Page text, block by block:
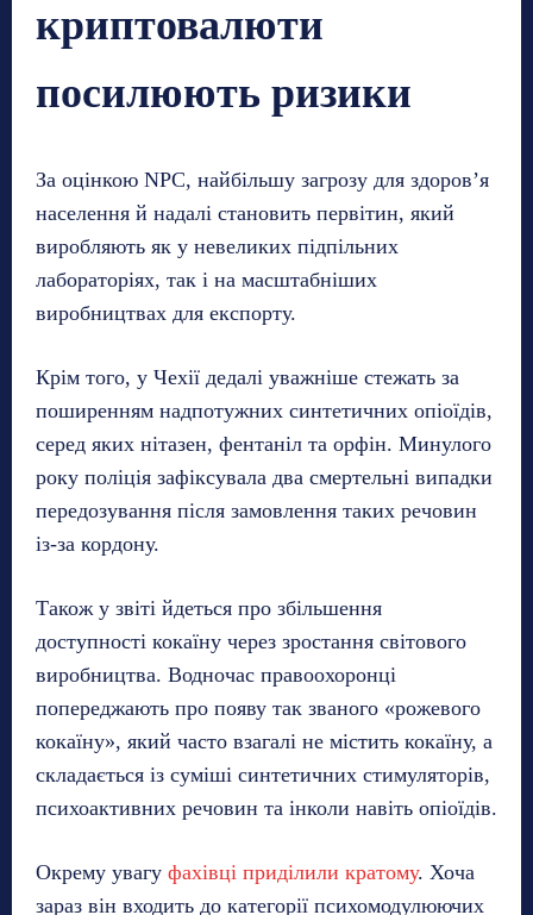
криптовалюти
посилюють ризики
За оцінкою NPC, найбільшу загрозу для здоров’я
населення й надалі становить первітин, який
виробляють як у невеликих підпільних
лабораторіях, так і на масштабніших
виробництвах для експорту.
Крім того, у Чехії дедалі уважніше стежать за
поширенням надпотужних синтетичних опіоїдів,
серед яких нітазен, фентаніл та орфін. Минулого
року поліція зафіксувала два смертельні випадки
передозування після замовлення таких речовин
із-за кордону.
Також у звіті йдеться про збільшення
доступності кокаїну через зростання світового
виробництва. Водночас правоохоронці
попереджають про появу так званого «рожевого
кокаїну», який часто взагалі не містить кокаїну, а
складається із суміші синтетичних стимуляторів,
психоактивних речовин та інколи навіть опіоїдів.
Окрему увагу фахівці приділили кратому. Хоча
зараз він входить до категорії психомодулюючих